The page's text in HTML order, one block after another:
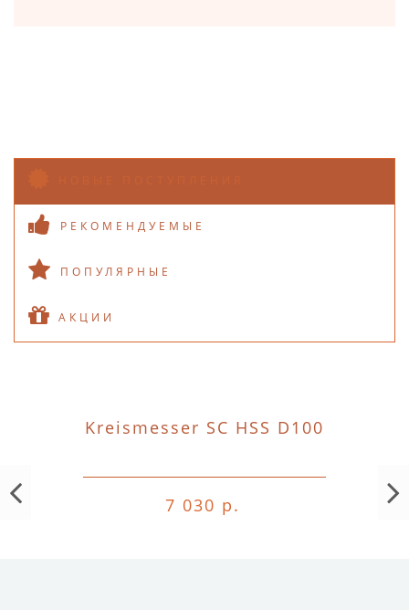
РЕКОМЕНДУЕМЫЕ
ПОПУЛЯРНЫЕ
АКЦИИ
Kreismesser SC HSS D100
7 030 р.